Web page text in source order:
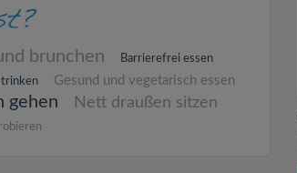
brunchen Barrierefrei essen
Gesund und vegetarisch essen
gehen Nett draußen sitzen